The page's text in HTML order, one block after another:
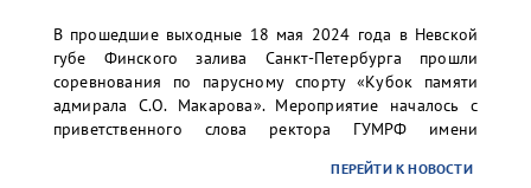
В прошедшие выходные 18 мая 2024 года в Невской
губе Финского залива Санкт-Петербурга прошли
соревнования по парусному спорту «Кубок памяти
адмирала С.О. Макарова». Мероприятие началось с
приветственного слова ректора ГУМРФ имени
Олеговича. Торжественное открытие сопровождалось
ПЕРЕЙТИ К НОВОСТИ